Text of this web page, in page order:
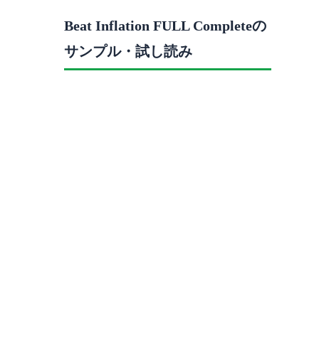
Beat Inflation FULL Completeの
サンプル・試し読み